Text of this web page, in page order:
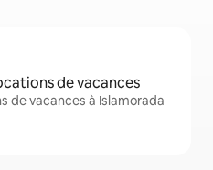
de vacances
de vacances à Islamorada